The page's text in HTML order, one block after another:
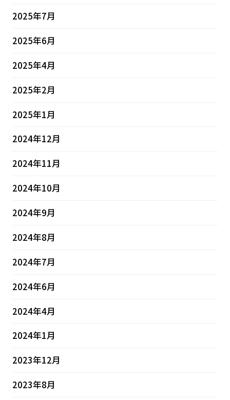
2025年7月
2025年6月
2025年4月
2025年2月
2025年1月
2024年12月
2024年11月
2024年10月
2024年9月
2024年8月
2024年7月
2024年6月
2024年4月
2024年1月
2023年12月
2023年8月